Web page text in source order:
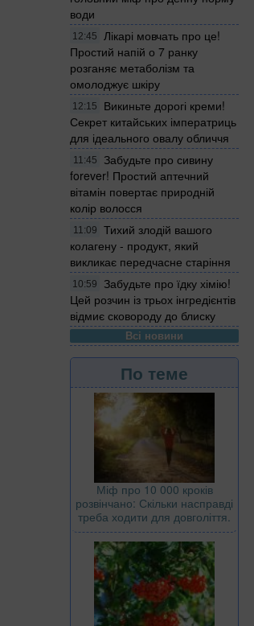
води
12:45
Лікарі мовчать про це!
Простий напій о 7 ранку
розганяє метаболізм та
омолоджує шкіру
12:15
Викиньте дорогі креми!
Секрет китайських імператриць
для ідеального овалу обличчя
11:45
Забудьте про сивину
forever! Простий аптечний
вітамін повертає природній
колір волосся
11:09
Тихий злодій вашого
колагену - продукт, який
викликає передчасне старіння
10:59
Забудьте про їдку хімію!
Цей розчин із трьох інгредієнтів
відмиє сковороду до блиску
Всі новини
По теме
Міф про 10 000 кроків
розвінчано: Скільки насправді
треба ходити для довголіття.